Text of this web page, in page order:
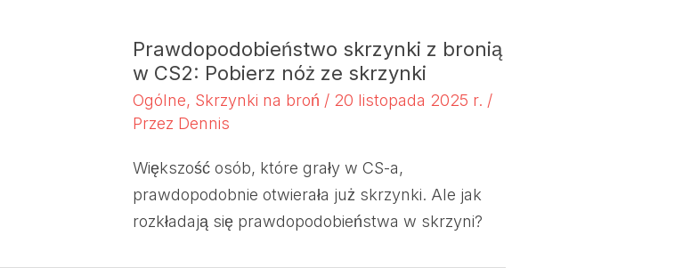
Prawdopodobieństwo skrzynki z bronią
w CS2: Pobierz nóż ze skrzynki
Ogólne, Skrzynki na broń / 20 listopada 2025 r. /
Przez Dennis
Większość osób, które grały w CS-a,
prawdopodobnie otwierała już skrzynki. Ale jak
rozkładają się prawdopodobieństwa w skrzyni?